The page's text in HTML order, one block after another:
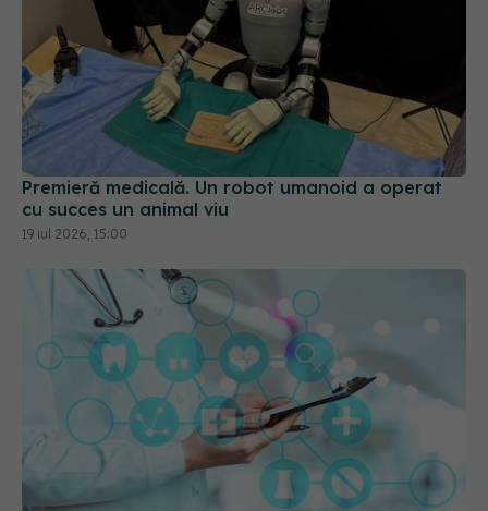
Premieră medicală. Un robot umanoid a operat
cu succes un animal viu
19 iul 2026, 15:00